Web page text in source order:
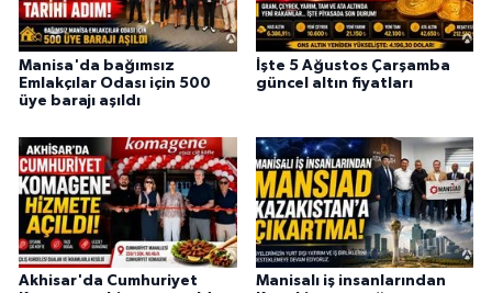
Manisa'da bağımsız
Emlakçılar Odası için 500
üye barajı aşıldı
İşte 5 Ağustos Çarşamba
güncel altın fiyatları
Akhisar'da Cumhuriyet
Manisalı iş insanlarından